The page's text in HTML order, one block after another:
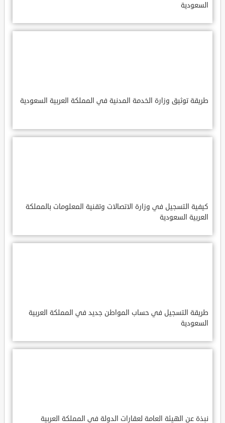
السعودية
طريقة توثيق وزارة الخدمة المدنية في المملكة العربية السعودية
كيفية التسجيل في وزارة الاتصالات وتقنية المعلومات بالمملكة
العربية السعودية
طريقة التسجيل في حساب المواطن جديد في المملكة العربية
السعودية
نبذة عن الهيئة العامة لعقارات الدولة في المملكة العربية